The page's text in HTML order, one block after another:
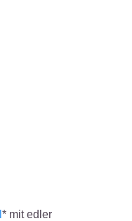
* mit edler